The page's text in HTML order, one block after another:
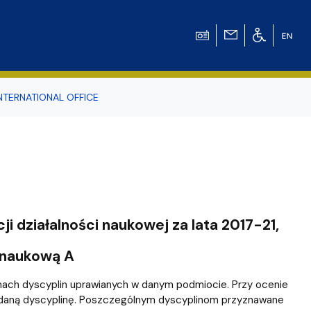
OFFICE
działalności naukowej za lata 2017-21,
A
dyscyplin uprawianych w danym podmiocie. Przy ocenie
dyscyplinę. Poszczególnym dyscyplinom przyznawane